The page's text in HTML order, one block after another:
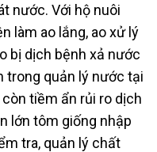
nước. Với hộ nuôi
làm ao lắng, ao xử lý
bị dịch bệnh xả nước
trong quản lý nước tại
tiềm ẩn rủi ro dịch
lớn tôm giống nhập
tra, quản lý chất